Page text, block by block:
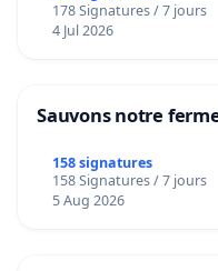
178 Signatures / 7 jours
4 Jul 2026
Sauvons notre
158 signatures
158 Signatures / 7 jours
5 Aug 2026